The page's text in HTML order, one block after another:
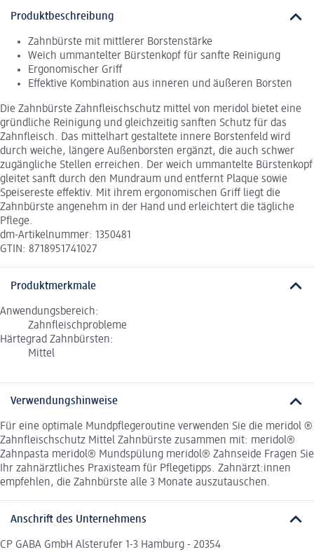
Produktbeschreibung
Zahnbürste mit mittlerer Borstenstärke
Weich ummantelter Bürstenkopf für sanfte Reinigung
Ergonomischer Griff
Effektive Kombination aus inneren und äußeren Borsten
Die Zahnbürste Zahnfleischschutz mittel von meridol bietet eine
gründliche Reinigung und gleichzeitig sanften Schutz für das
Zahnfleisch. Das mittelhart gestaltete innere Borstenfeld wird
durch weiche, längere Außenborsten ergänzt, die auch schwer
zugängliche Stellen erreichen. Der weich ummantelte Bürstenkopf
gleitet sanft durch den Mundraum und entfernt Plaque sowie
Speisereste effektiv. Mit ihrem ergonomischen Griff liegt die
Zahnbürste angenehm in der Hand und erleichtert die tägliche
Pflege.
dm-Artikelnummer: 1350481
GTIN: 8718951741027
Produktmerkmale
Anwendungsbereich:
Zahnfleischprobleme
Härtegrad Zahnbürsten:
Mittel
Verwendungshinweise
Für eine optimale Mundpflegeroutine verwenden Sie die meridol ®
Zahnfleischschutz Mittel Zahnbürste zusammen mit: meridol®
Zahnpasta meridol® Mundspülung meridol® Zahnseide Fragen Sie
Ihr zahnärztliches Praxisteam für Pflegetipps. Zahnärzt:innen
empfehlen, die Zahnbürste alle 3 Monate auszutauschen.
Anschrift des Unternehmens
CP GABA GmbH Alsterufer 1-3 Hamburg - 20354